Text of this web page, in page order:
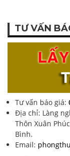
TƯ VẤN
Tư vấn báo giá:
Địa chỉ: Làng
Thôn Xuân
Bình.
Email: